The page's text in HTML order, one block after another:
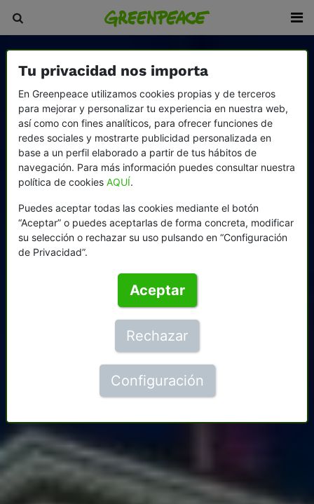
Tu privacidad nos importa
En Greenpeace utilizamos cookies propias y de terceros
para mejorar y personalizar tu experiencia en nuestra web,
así como con fines analíticos, para ofrecer funciones de
redes sociales y mostrarte publicidad personalizada en
base a un perfil elaborado a partir de tus hábitos de
navegación. Para más información puedes consultar nuestra
política de cookies AQUÍ.
Puedes aceptar todas las cookies mediante el botón
“Aceptar” o puedes aceptarlas de forma concreta, modificar
su selección o rechazar su uso pulsando en “Configuración
de Privacidad”.
Aceptar
Rechazar
Configuración